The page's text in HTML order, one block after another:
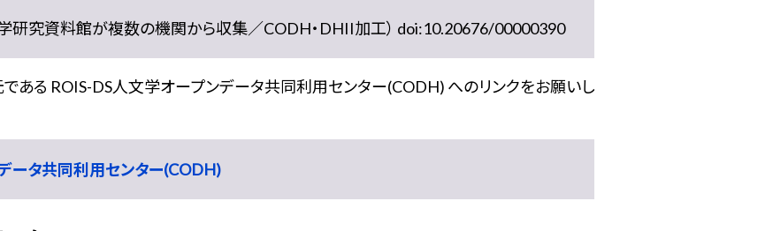
学研究資料館が複数の機関から収集／CODH・DHII加工） doi:10.20676/00000390
ある ROIS-DS人文学オープンデータ共同利用センター(CODH) へのリンクをお願いし
ータ共同利用センター(CODH)